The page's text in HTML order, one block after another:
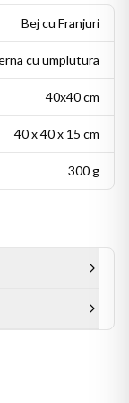
bucura de un
Bej cu Franjuri
cu umplutura
40x40 cm
40 x 40 x 15 cm
300 g